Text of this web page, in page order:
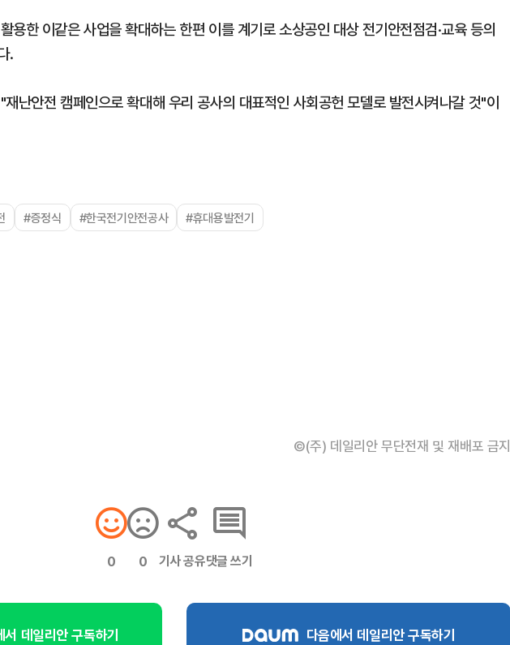
용한 이같은 사업을 확대하는 한편 이를 계기로 소상공인 대상 전기안전점검·교육 등의
.
난안전 캠페인으로 확대해 우리 공사의 대표적인 사회공헌 모델로 발전시켜나갈 것"이
#증정식 #한국전기안전공사 #휴대용발전기
©(주) 데일리안 무단전재 및 재배포 금지
0 0 기사 공유댓글 쓰기
서 데일리안 구독하기 다음에서 데일리안 구독하기